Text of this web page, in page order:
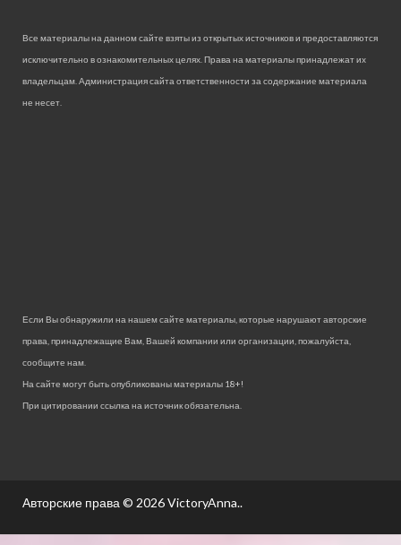
Все материалы на данном сайте взяты из открытых источников и предоставляются
исключительно в ознакомительных целях. Права на материалы принадлежат их
владельцам. Администрация сайта ответственности за содержание материала
не несет.
Если Вы обнаружили на нашем сайте материалы, которые нарушают авторские
права, принадлежащие Вам, Вашей компании или организации, пожалуйста,
сообщите нам.
На сайте могут быть опубликованы материалы 18+!
При цитировании ссылка на источник обязательна.
Авторские права © 2026VictoryAnna..